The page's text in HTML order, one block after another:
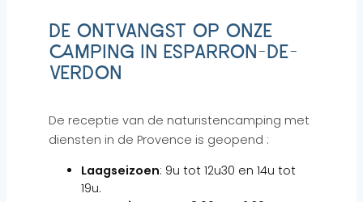
DE ONTVANGST OP ONZE
CAMPING IN ESPARRON-DE-
VERDON
De receptie van de naturistencamping met
diensten in de Provence is geopend :
Laagseizoen: 9u tot 12u30 en 14u tot
19u.